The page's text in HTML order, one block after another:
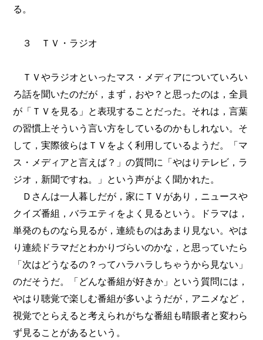
る。
３ ＴＶ・ラジオ
ＴＶやラジオといったマス・メディアについていろい
ろ話を聞いたのだが，まず，おや？と思ったのは，全員
が「ＴＶを見る」と表現することだった。それは，言葉
の習慣上そういう言い方をしているのかもしれない。そ
して，実際彼らはＴＶをよく利用しているようだ。「マ
ス・メディアと言えば？」の質問に「やはりテレビ，ラ
ジオ，新聞ですね。」という声がよく聞かれた。
Ｄさんは一人暮しだが，家にＴＶがあり，ニュースや
クイズ番組，バラエティをよく見るという。ドラマは，
単発のものなら見るが，連続ものはあまり見ない。やは
り連続ドラマだとわかりづらいのかな，と思っていたら
「次はどうなるの？ってハラハラしちゃうから見ない」
のだそうだ。「どんな番組が好きか」という質問には，
やはり聴覚で楽しむ番組が多いようだが，アニメなど，
視覚でとらえると考えられがちな番組も晴眼者と変わら
ず見ることがあるという。